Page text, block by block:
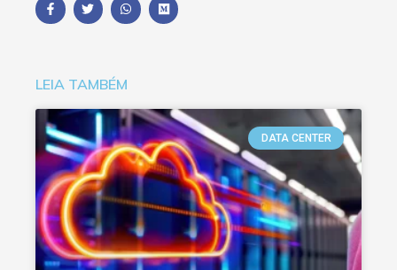
LEIA TAMBÉM
DATA CENTER